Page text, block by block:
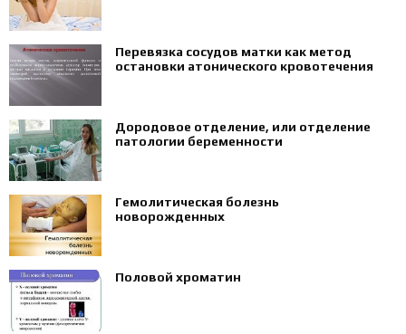
Перевязка сосудов матки как метод
остановки атонического кровотечения
Дородовое отделение, или отделение
патологии беременности
Гемолитическая болезнь
новорожденных
Половой хроматин